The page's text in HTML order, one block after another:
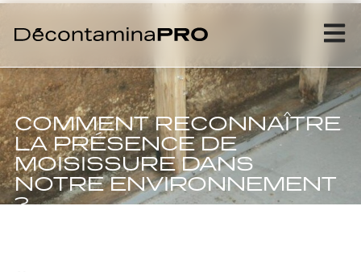
COMMENT RECONNAÎTRE
LA PRÉSENCE DE
MOISISSURE DANS
NOTRE ENVIRONNEMENT
?